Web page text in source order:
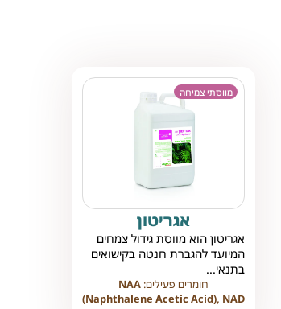
מווסתי צמיחה
אגריטון
אגריטון הוא מווסת גידול צמחים
המיועד להגברת חנטה בקישואים
בתנאי...
חומרים פעילים: NAA
(Naphthalene Acetic Acid), NAD